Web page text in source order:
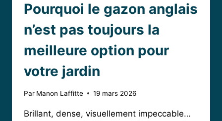
Pourquoi le gazon anglais
n’est pas toujours la
meilleure option pour
votre jardin
Par Manon Laffitte 19 mars 2026
Brillant, dense, visuellement impeccable…